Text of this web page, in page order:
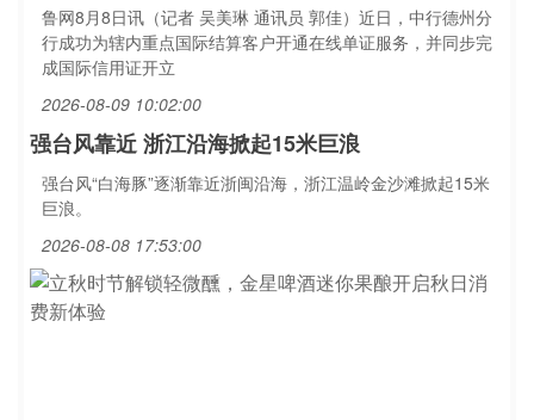
鲁网8月8日讯（记者 吴美琳 通讯员 郭佳）近日，中行德州分
行成功为辖内重点国际结算客户开通在线单证服务，并同步完
成国际信用证开立
2026-08-09 10:02:00
强台风靠近 浙江沿海掀起15米巨浪
强台风“白海豚”逐渐靠近浙闽沿海，浙江温岭金沙滩掀起15米
巨浪。
2026-08-08 17:53:00